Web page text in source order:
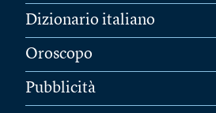
Dizionario italiano
Oroscopo
Pubblicità